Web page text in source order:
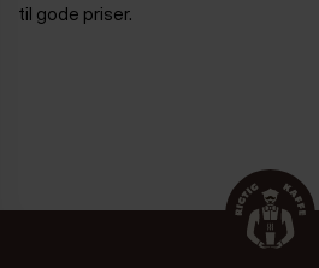
til gode priser.